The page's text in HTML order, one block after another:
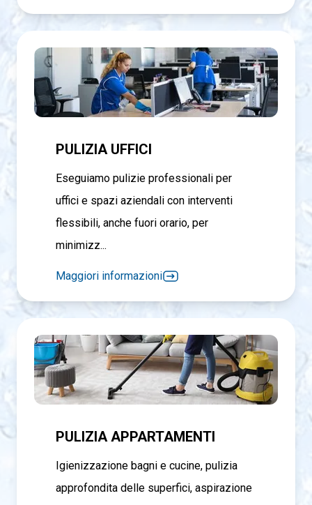
PULIZIA UFFICI
Eseguiamo pulizie professionali per
uffici e spazi aziendali con interventi
flessibili, anche fuori orario, per
minimizz...
Maggiori informazioni
PULIZIA APPARTAMENTI
Igienizzazione bagni e cucine, pulizia
approfondita delle superfici, aspirazione